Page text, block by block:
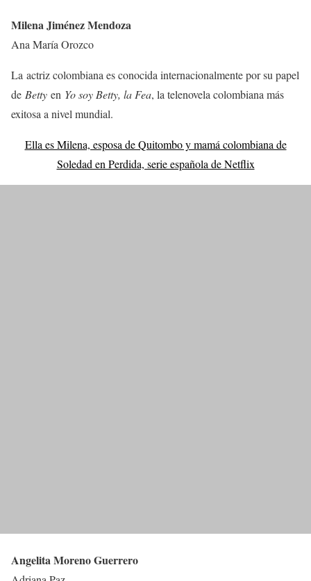
Milena Jiménez Mendoza
Ana María Orozco
La actriz colombiana es conocida internacionalmente por su papel
de Betty en Yo soy Betty, la Fea, la telenovela colombiana más
exitosa a nivel mundial.
Ella es Milena, esposa de Quitombo y mamá colombiana de
Soledad en Perdida, serie española de Netflix
Angelita Moreno Guerrero